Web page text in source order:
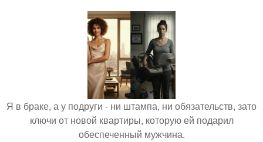
Я в браке, а у подруги - ни штампа, ни обязательств, зато
ключи от новой квартиры, которую ей подарил
обеспеченный мужчина.